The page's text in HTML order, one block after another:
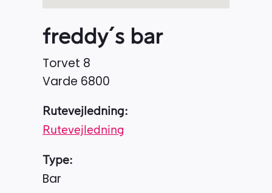
freddy´s bar
Torvet 8
Varde 6800
Rutevejledning:
Rutevejledning
Type:
Bar